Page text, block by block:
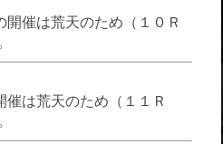
催は荒天のため（１０Ｒ
は荒天のため（１１Ｒ